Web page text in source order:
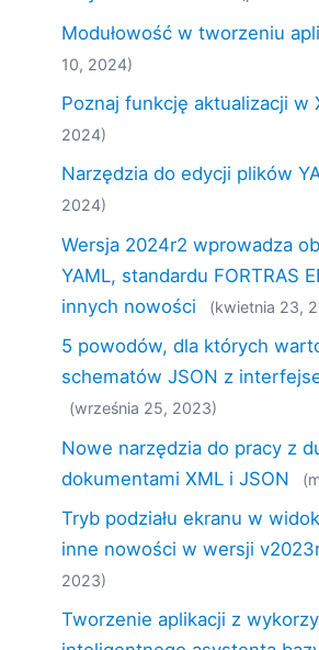
Modułowość w tworzeniu
10, 2024)
Poznaj funkcję aktualizacji w
2024)
Narzędzia do edycji plików
2024)
Wersja 2024r2 wprowadza
YAML, standardu FORTRAS
innych nowości
(kwietnia 23,
5 powodów, dla których
schematów JSON z
(września 25, 2023)
Nowe narzędzia do pracy z
dokumentami XML i JSON
Tryb podziału ekranu w
inne nowości w wersji
2023)
Tworzenie aplikacji z